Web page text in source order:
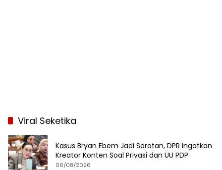
Viral Seketika
Kasus Bryan Ebem Jadi Sorotan, DPR Ingatkan
Kreator Konten Soal Privasi dan UU PDP
06/08/2026